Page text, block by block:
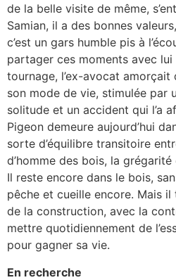
de la belle visite de même,
Samian, il a des bonnes
c’est un gars humble pis à
partager ces moments avec lui
tournage, l’ex-avocat
son mode de vie, stimulée par
solitude et un accident qui l’a
Pigeon demeure aujourd’hui
sorte d’équilibre transitoire
d’homme des bois, la
Il reste encore dans le bois,
pêche et cueille encore. Mais
de la construction, avec la
mettre quotidiennement de
pour gagner sa vie.
En recherche